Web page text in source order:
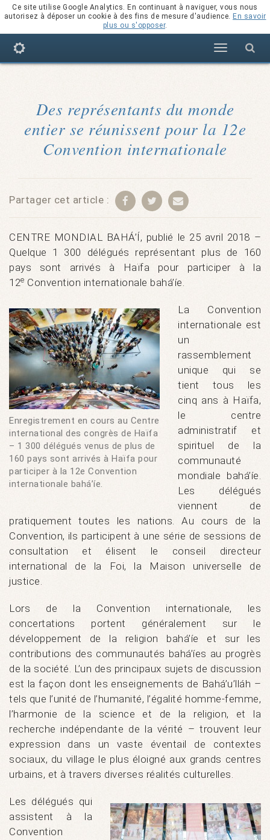
Ce site utilise Google Analytics. En continuant à naviguer, vous nous
autorisez à déposer un cookie à des fins de mesure d'audience. En savoir
plus ou s'opposer.
Navigation
Des représentants du monde
entier se réunissent pour la 12e
Convention internationale
Partager cet article :
CENTRE MONDIAL BAHÁ’Í, publié le 25 avril 2018 –
Quelque 1 300 délégués représentant plus de 160
pays sont arrivés à Haïfa pour participer à la
12e Convention internationale bahá’íe.
Enregistrement en cours au Centre
international des congrès de Haïfa
– 1 300 délégués venus de plus de
160 pays sont arrivés à Haïfa pour
participer à la 12e Convention
internationale bahá’íe.
La Convention
internationale est
un
rassemblement
unique qui se
tient tous les
cinq ans à Haïfa,
le centre
administratif et
spirituel de la
communauté
mondiale bahá’íe.
Les délégués
viennent de
pratiquement toutes les nations. Au cours de la
Convention, ils participent à une série de sessions de
consultation et élisent le conseil directeur
international de la Foi, la Maison universelle de
justice.
Lors de la Convention internationale, les
concertations portent généralement sur le
développement de la religion bahá’íe et sur les
contributions des communautés bahá’íes au progrès
de la société. L’un des principaux sujets de discussion
est la façon dont les enseignements de Bahá’u’lláh –
tels que l’unité de l’humanité, l’égalité homme-femme,
l’harmonie de la science et de la religion, et la
recherche indépendante de la vérité – trouvent leur
expression dans un vaste éventail de contextes
sociaux, du village le plus éloigné aux grands centres
urbains, et à travers diverses réalités culturelles.
Les délégués qui
assistent à la
Convention